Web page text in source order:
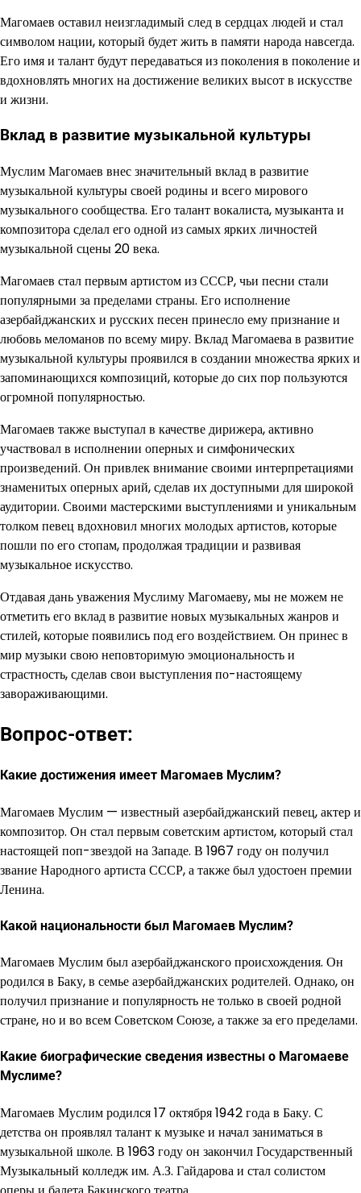
Магомаев оставил неизгладимый след в сердцах людей и стал
символом нации, который будет жить в памяти народа навсегда.
Его имя и талант будут передаваться из поколения в поколение и
вдохновлять многих на достижение великих высот в искусстве
и жизни.
Вклад в развитие музыкальной культуры
Муслим Магомаев внес значительный вклад в развитие
музыкальной культуры своей родины и всего мирового
музыкального сообщества. Его талант вокалиста, музыканта и
композитора сделал его одной из самых ярких личностей
музыкальной сцены 20 века.
Магомаев стал первым артистом из СССР, чьи песни стали
популярными за пределами страны. Его исполнение
азербайджанских и русских песен принесло ему признание и
любовь меломанов по всему миру. Вклад Магомаева в развитие
музыкальной культуры проявился в создании множества ярких и
запоминающихся композиций, которые до сих пор пользуются
огромной популярностью.
Магомаев также выступал в качестве дирижера, активно
участвовал в исполнении оперных и симфонических
произведений. Он привлек внимание своими интерпретациями
знаменитых оперных арий, сделав их доступными для широкой
аудитории. Своими мастерскими выступлениями и уникальным
толком певец вдохновил многих молодых артистов, которые
пошли по его стопам, продолжая традиции и развивая
музыкальное искусство.
Отдавая дань уважения Муслиму Магомаеву, мы не можем не
отметить его вклад в развитие новых музыкальных жанров и
стилей, которые появились под его воздействием. Он принес в
мир музыки свою неповторимую эмоциональность и
страстность, сделав свои выступления по-настоящему
завораживающими.
Вопрос-ответ:
Какие достижения имеет Магомаев Муслим?
Магомаев Муслим — известный азербайджанский певец, актер и
композитор. Он стал первым советским артистом, который стал
настоящей поп-звездой на Западе. В 1967 году он получил
звание Народного артиста СССР, а также был удостоен премии
Ленина.
Какой национальности был Магомаев Муслим?
Магомаев Муслим был азербайджанского происхождения. Он
родился в Баку, в семье азербайджанских родителей. Однако, он
получил признание и популярность не только в своей родной
стране, но и во всем Советском Союзе, а также за его пределами.
Какие биографические сведения известны о Магомаеве
Муслиме?
Магомаев Муслим родился 17 октября 1942 года в Баку. С
детства он проявлял талант к музыке и начал заниматься в
музыкальной школе. В 1963 году он закончил Государственный
Музыкальный колледж им. А.З. Гайдарова и стал солистом